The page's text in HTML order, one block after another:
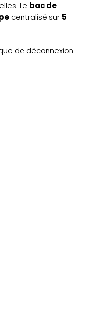
Le bac de
centralisé sur 5
de déconnexion